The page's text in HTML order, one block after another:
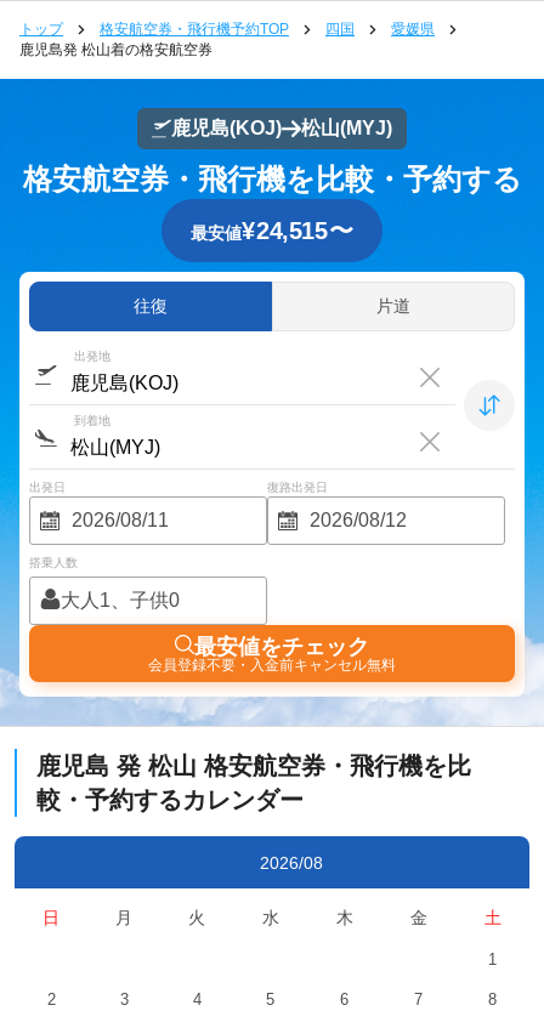
トップ 格安航空券・飛行機予約TOP 四国
愛媛県
鹿児島発 松山着の格安航空券
鹿児島(KOJ) 松山(MYJ)
格安航空券・飛行機を比較・予約する
最安値¥24,515〜
往復 片道
出発地
到着地
出発日 復路出発日
搭乗人数
大人1、子供0
最安値をチェック
会員登録不要・入金前キャンセル無料
鹿児島 発 松山格安航空券・飛行機を比
較・予約するカレンダー
2026/08
日 月 火 水 木 金 土
1
2 3 4 5 6 7 8